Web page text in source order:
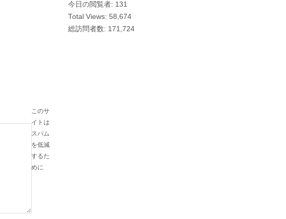
このサ
イトは
スパム
を低減
するた
めに
今日の閲覧者: 131
Total Views:58,674
総訪問者数: 171,724